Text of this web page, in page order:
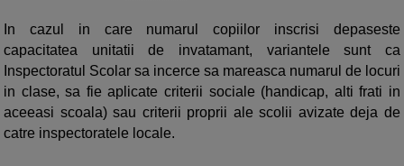
In cazul in care numarul copiilor inscrisi depaseste
capacitatea unitatii de invatamant, variantele sunt ca
Inspectoratul Scolar sa incerce sa mareasca numarul de locuri
in clase, sa fie aplicate criterii sociale (handicap, alti frati in
aceeasi scoala) sau criterii proprii ale scolii avizate deja de
catre inspectoratele locale.